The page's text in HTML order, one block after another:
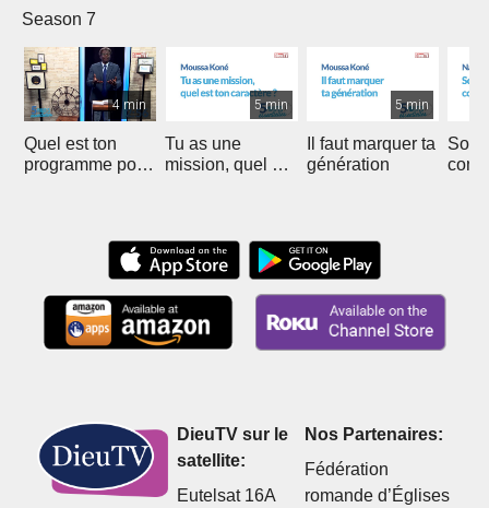
Season 7
4 min
Quel est ton
programme pour
5 min
Tu as une
mission, quel est
5 min
Il faut marquer ta
génération
DieuTV sur le
satellite:
Eutelsat 16A
Nos Partenaires:
Fédération
romande d’Églises